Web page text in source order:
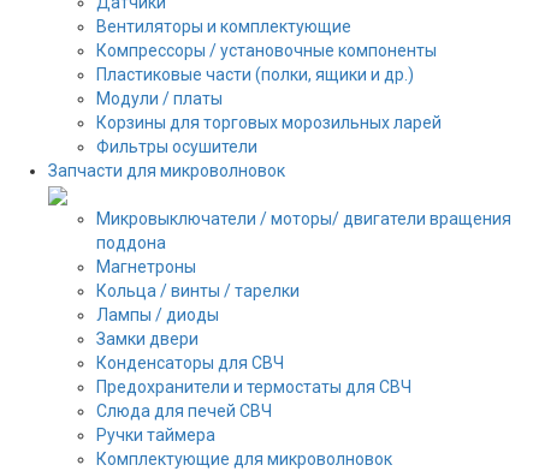
Вентиляторы и комплектующие
Компрессоры / установочные компоненты
Пластиковые части (полки, ящики и др.)
Модули / платы
Корзины для торговых морозильных ларей
Фильтры осушители
Запчасти для микроволновок
Микровыключатели / моторы/ двигатели вращения
поддона
Магнетроны
Кольца / винты / тарелки
Лампы / диоды
Замки двери
Конденсаторы для СВЧ
Предохранители и термостаты для СВЧ
Слюда для печей СВЧ
Ручки таймера
Комплектующие для микроволновок